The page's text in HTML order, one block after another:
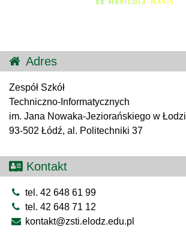
Adres
Zespół Szkół
Techniczno-Informatycznych
im. Jana Nowaka-Jeziorańskiego w Łodzi
93-502 Łódź, al. Politechniki 37
Kontakt
tel. 42 648 61 99
tel. 42 648 71 12
kontakt@zsti.elodz.edu.pl